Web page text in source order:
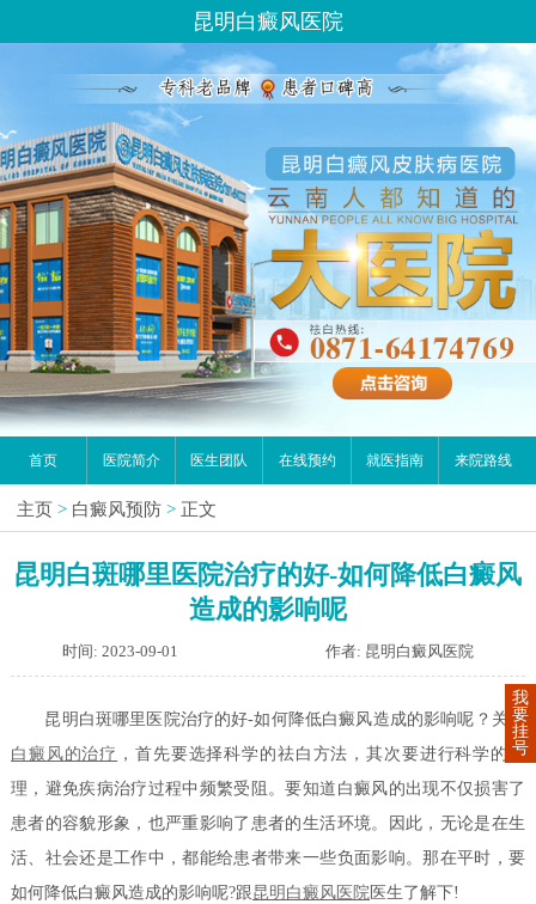
昆明白癜风医院
首页 医院简介 医生团队 在线预约 就医指南 来院路线
主页 > 白癜风预防 > 正文
昆明白斑哪里医院治疗的好-如何降低白癜风
造成的影响呢
时间: 2023-09-01 作者: 昆明白癜风医院
昆明白斑哪里医院治疗的好-如何降低白癜风造成的影响呢？关于
白癜风的治疗 ，首先要选择科学的祛白方法，其次要进行科学的护
理，避免疾病治疗过程中频繁受阻。要知道白癜风的出现不仅损害了
患者的容貌形象，也严重影响了患者的生活环境。因此，无论是在生
活、社会还是工作中，都能给患者带来一些负面影响。那在平时，要
如何降低白癜风造成的影响呢?跟昆明白癜风医院 医生了解下!
我
要
挂
号